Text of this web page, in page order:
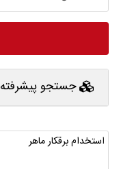
جستجو پیشرفته
استخدام برقکار ماهر